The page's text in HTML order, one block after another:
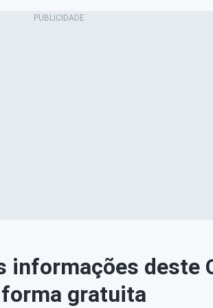
informações deste
gratuita